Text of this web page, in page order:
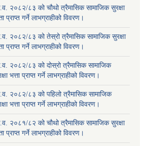
२०८२/८३ को चौथो त्रैमासिक सामाजिक सुरक्षा
प्राप्त गर्ने लाभग्राहीको विवरण।
२०८२/८३ को तेस्रो त्रैमासिक सामाजिक सुरक्षा
प्राप्त गर्ने लाभग्राहीको विवरण।
२०८२/८३ को दोस्रो त्रैमासिक सामाजिक
भत्ता प्राप्त गर्ने लाभग्राहीको विवरण।
२०८२/८३ को पहिलो त्रैमासिक सामाजिक
भत्ता प्राप्त गर्ने लाभग्राहीको विवरण।
२०८१/८२ को चौथो त्रैमासिक सामाजिक सुरक्षा
प्राप्त गर्ने लाभग्राहीको विवरण।